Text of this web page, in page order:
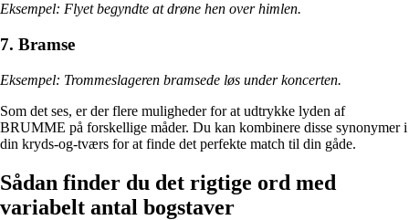
Eksempel: Flyet begyndte at drøne hen over himlen.
7. Bramse
Eksempel: Trommeslageren bramsede løs under koncerten.
Som det ses, er der flere muligheder for at udtrykke lyden af
BRUMME på forskellige måder. Du kan kombinere disse synonymer i
din kryds-og-tværs for at finde det perfekte match til din gåde.
Sådan finder du det rigtige ord med
variabelt antal bogstaver